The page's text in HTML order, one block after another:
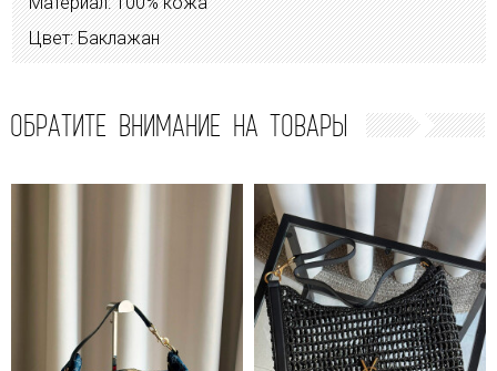
Цвет: Баклажан
ОБРАТИТЕ ВНИМАНИЕ НА ТОВАРЫ